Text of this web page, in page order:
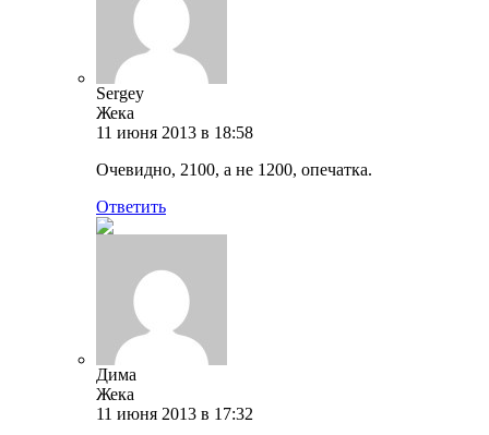
Sergey
Жека
11 июня 2013 в 18:58
Очевидно, 2100, а не 1200, опечатка.
Ответить
Дима
Жека
11 июня 2013 в 17:32